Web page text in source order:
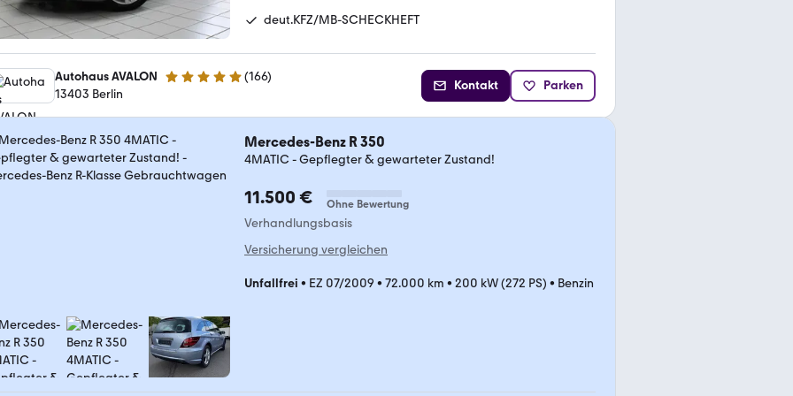
deut.KFZ/MB-SCHECKHEFT
Autohaus AVALON 5 Sterne (166)
13403 Berlin
Kontakt Parken
Mercedes-Benz R 350
4MATIC - Gepflegter & gewarteter Zustand!
11.500 € Ohne Bewertung
Verhandlungsbasis
Versicherung vergleichen
Unfallfrei • EZ 07/2009 • 72.000 km • 200 kW (272 PS) • Benzin